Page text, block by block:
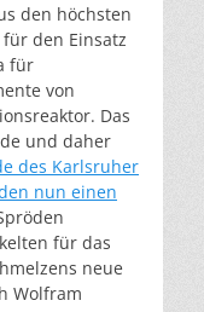
den höchsten
den Einsatz
für
von
Das
und daher
des Karlsruher
nun einen
für das
neue
Wolfram